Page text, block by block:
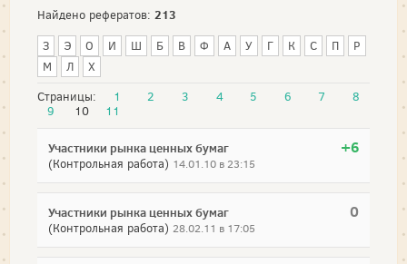
Найдено рефератов: 213
З Э О И Ш Б В Ф А У Г К С П
Р
М
Л
Х
Страницы:
1 2 3 4 5 6 7
8
9
10 11
+6
Участники рынка ценных бумаг
(Контрольная работа) 14.01.10 в 23:15
0
Участники рынка ценных бумаг
(Контрольная работа) 28.02.11 в 17:05